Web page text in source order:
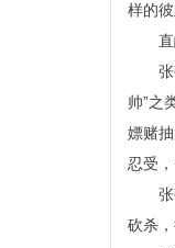
样的
帅”之
嫖赌
忍受
砍杀